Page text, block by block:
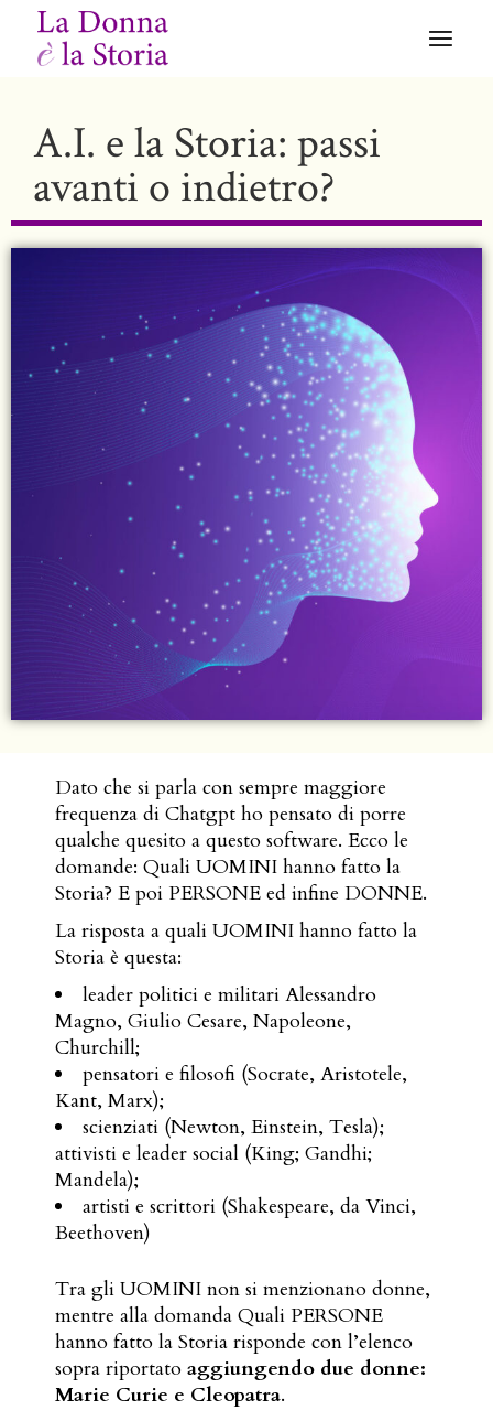
A.I. e la Storia: passi
avanti o indietro?
Dato che si parla con sempre maggiore
frequenza di Chatgpt ho pensato di porre
qualche quesito a questo software. Ecco le
domande: Quali UOMINI hanno fatto la
Storia? E poi PERSONE ed infine DONNE.
La risposta a quali UOMINI hanno fatto la
Storia è questa:
leader politici e militari Alessandro
Magno, Giulio Cesare, Napoleone,
Churchill;
pensatori e filosofi (Socrate, Aristotele,
Kant, Marx);
scienziati (Newton, Einstein, Tesla);
attivisti e leader social (King; Gandhi;
Mandela);
artisti e scrittori (Shakespeare, da Vinci,
Beethoven)
Tra gli UOMINI non si menzionano donne,
mentre alla domanda Quali PERSONE
hanno fatto la Storia risponde con l’elenco
sopra riportatoaggiungendo due donne:
Marie Curie e Cleopatra.